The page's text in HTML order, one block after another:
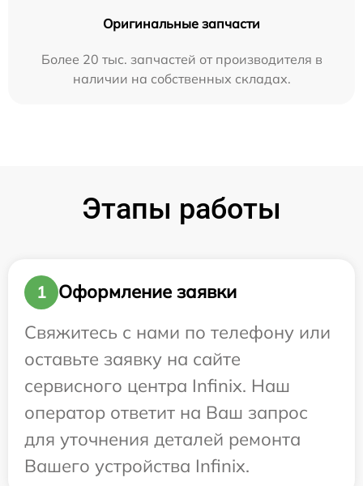
Оригинальные запчасти
Более 20 тыс. запчастей от производителя в
наличии на собственных складах.
Этапы работы
1
Оформление заявки
Свяжитесь с нами по телефону или
оставьте заявку на сайте
сервисного центра Infinix. Наш
оператор ответит на Ваш запрос
для уточнения деталей ремонта
Вашего устройства Infinix.